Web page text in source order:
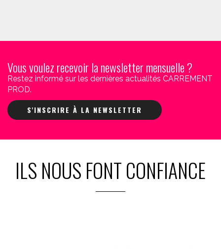
Vous voulez recevoir la newsletter mensuelle ?
Restez informé sur les dernières actualités CARREMENT
PROD.
S'INSCRIRE À LA NEWSLETTER
ILS NOUS FONT CONFIANCE